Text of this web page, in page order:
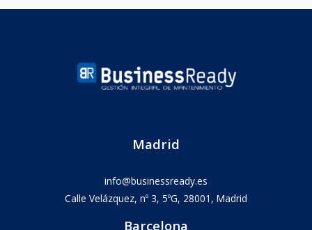
Madrid
info@businessready.es
Calle Velázquez, nº 3, 5ºG, 28001, Madrid
Barcelona